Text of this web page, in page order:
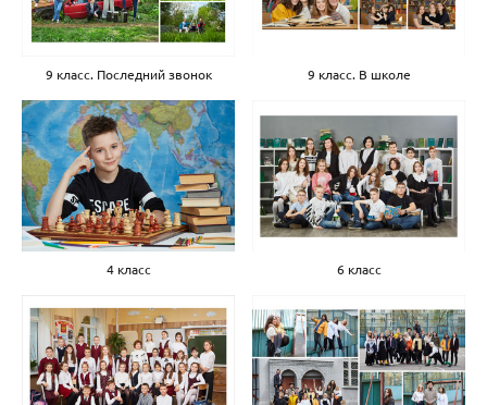
9 класс. Последний звонок 9 класс. В школе
6 класс
4 класс